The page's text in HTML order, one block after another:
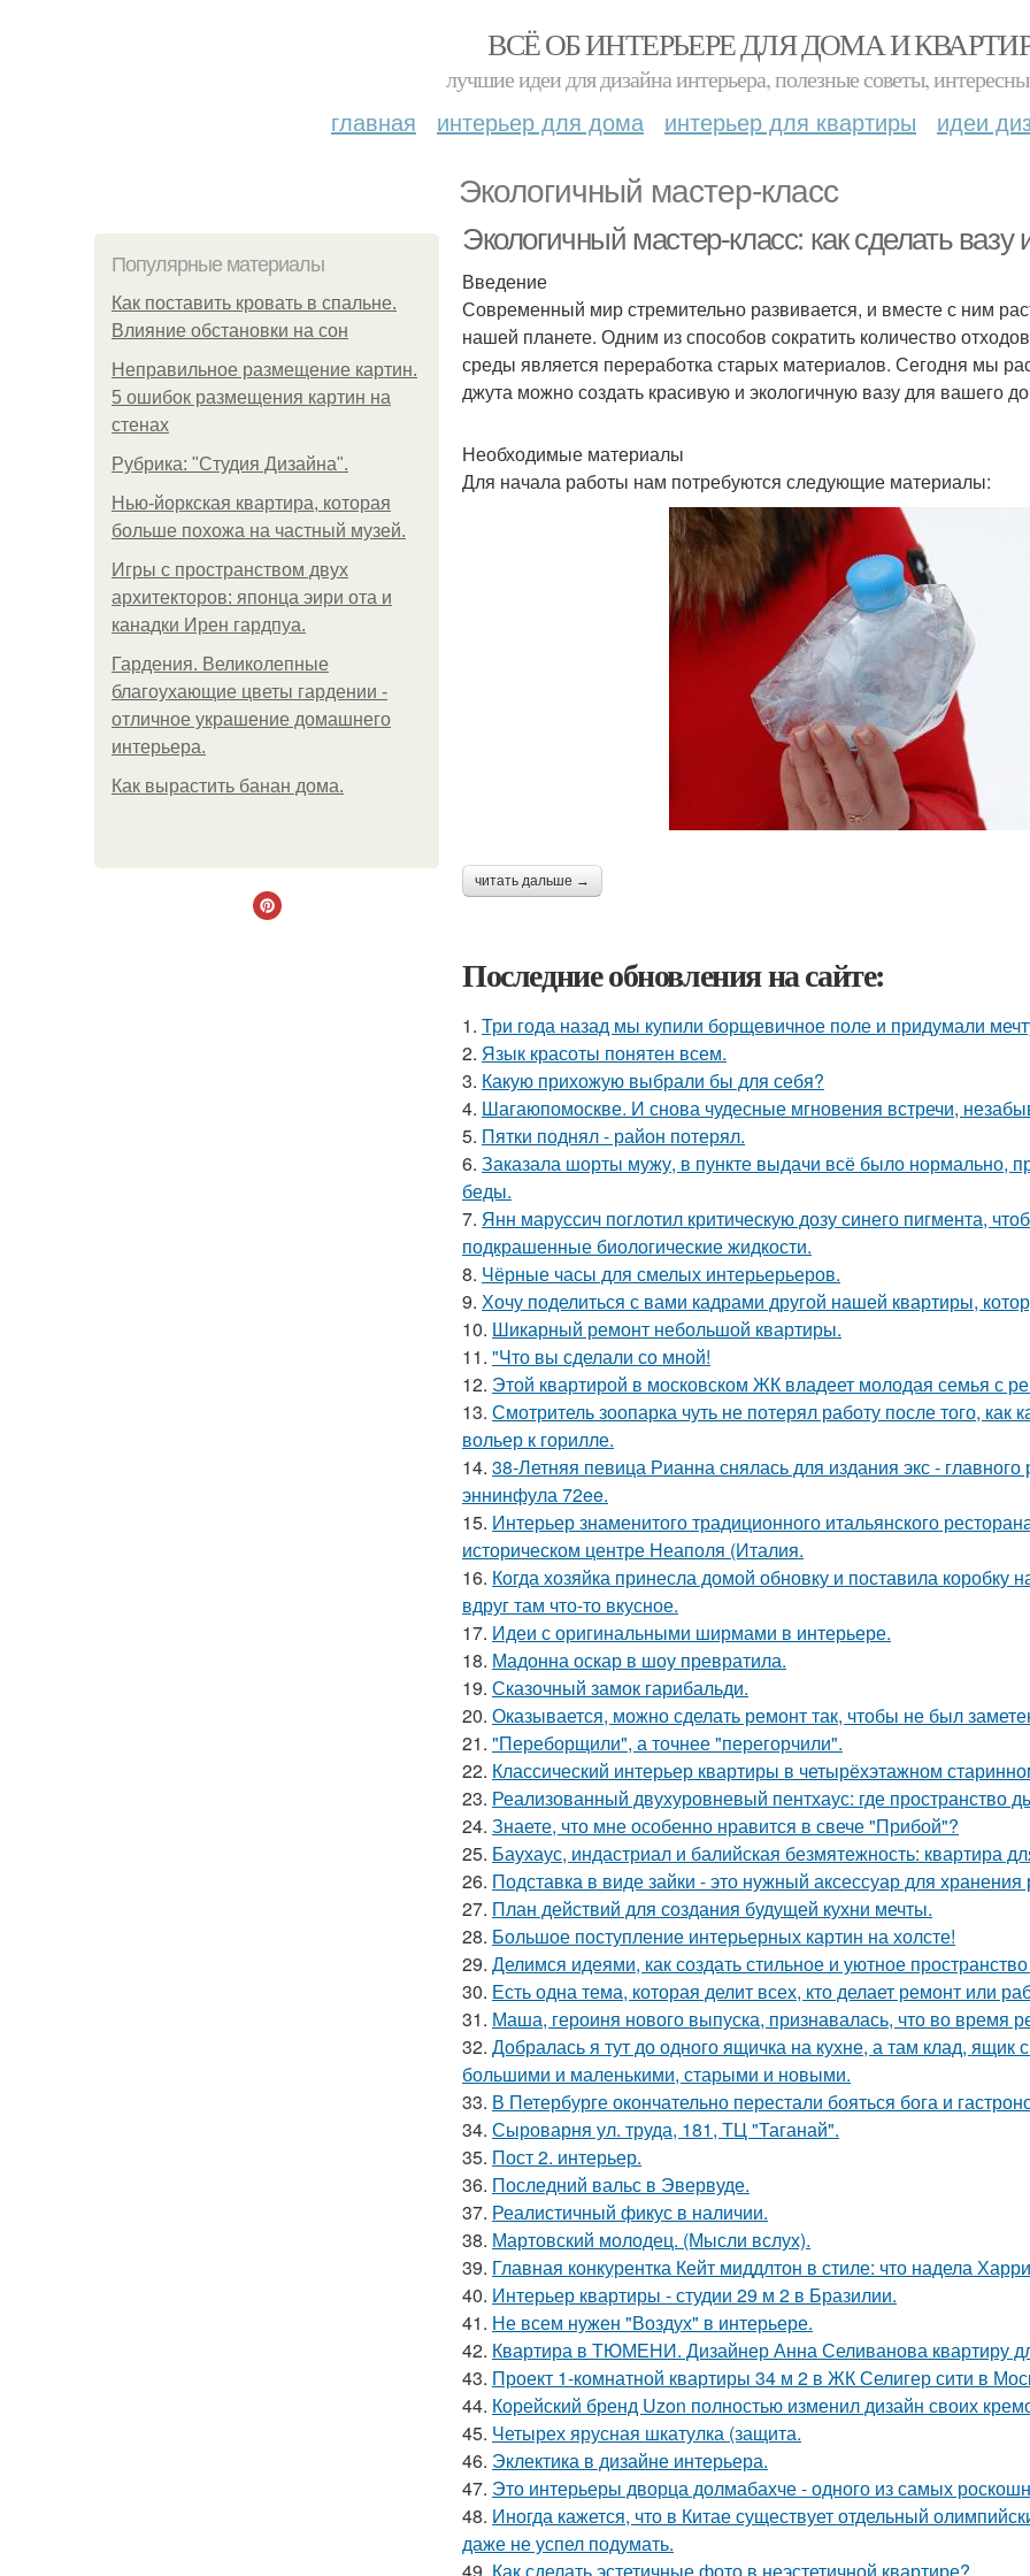
ВСЁ ОБ ИНТЕРЬЕРЕ ДЛЯ ДОМА И
лучшие идеи для дизайна интерьера, полезные советы,
главная интерьер для дома интерьер для квартиры идеи
Экологичный мастер-класс
Популярные материалы
Как поставить кровать в спальне.
Влияние обстановки на сон
Неправильное размещение картин.
5 ошибок размещения картин на
стенах
Рубрика: "Студия Дизайна".
Нью-йоркская квартира, которая
больше похожа на частный музей.
Игры с пространством двух
архитекторов: японца эири ота и
канадки Ирен гардпуа.
Гардения. Великолепные
благоухающие цветы гардении -
отличное украшение домашнего
интерьера.
Как вырастить банан дома.
Экологичный мастер-класс: как сделать
Введение
Современный мир стремительно развивается, и вместе с ним
нашей планете. Одним из способов сократить количество
среды является переработка старых материалов. Сегодня мы
джута можно создать красивую и экологичную вазу для вашего
Необходимые материалы
Для начала работы нам потребуются следующие материалы:
читать дальше →
Последние обновления на сайте:
1. Три года назад мы купили борщевичное поле и придумали
2. Язык красоты понятен всем.
3. Какую прихожую выбрали бы для себя?
4. Шагаюпомоскве. И снова чудесные мгновения встречи,
5. Пятки поднял - район потерял.
6. Заказала шорты мужу, в пункте выдачи всё было нормально,
беды.
7. Янн маруссич поглотил критическую дозу синего пигмента,
подкрашенные биологические жидкости.
8. Чёрные часы для смелых интерьерьеров.
9. Хочу поделиться с вами кадрами другой нашей квартиры,
10. Шикарный ремонт небольшой квартиры.
11. "Что вы сделали со мной!
12. Этой квартирой в московском ЖК владеет молодая семья с
13. Смотритель зоопарка чуть не потерял работу после того,
вольер к горилле.
14. 38-Летняя певица Рианна снялась для издания экс -
эннинфула 72ee.
15. Интерьер знаменитого традиционного итальянского
историческом центре Неаполя (Италия.
16. Когда хозяйка принесла домой обновку и поставила
вдруг там что-то вкусное.
17. Идеи с оригинальными ширмами в интерьере.
18. Мадонна оскар в шоу превратила.
19. Сказочный замок гарибальди.
20. Оказывается, можно сделать ремонт так, чтобы не был
21. "Переборщили", а точнее "перегорчили".
22. Классический интерьер квартиры в четырёхэтажном
23. Реализованный двухуровневый пентхаус: где пространство
24. Знаете, что мне особенно нравится в свече "Прибой"?
25. Баухаус, индастриал и балийская безмятежность: квартира
26. Подставка в виде зайки - это нужный аксессуар для хранения
27. План действий для создания будущей кухни мечты.
28. Большое поступление интерьерных картин на холсте!
29. Делимся идеями, как создать стильное и уютное
30. Есть одна тема, которая делит всех, кто делает ремонт или
31. Маша, героиня нового выпуска, признавалась, что во время
32. Добралась я тут до одного ящичка на кухне, а там клад,
большими и маленькими, старыми и новыми.
33. В Петербурге окончательно перестали бояться бога и
34. Сыроварня ул. труда, 181, ТЦ "Таганай".
35. Пост 2. интерьер.
36. Последний вальс в Эвервуде.
37. Реалистичный фикус в наличии.
38. Мартовский молодец. (Мысли вслух).
39. Главная конкурентка Кейт миддлтон в стиле: что надела
40. Интерьер квартиры - студии 29 м 2 в Бразилии.
41. Не всем нужен "Воздух" в интерьере.
42. Квартира в ТЮМЕНИ. Дизайнер Анна Селиванова квартиру
43. Проект 1-комнатной квартиры 34 м 2 в ЖК Селигер сити в
44. Корейский бренд Uzon полностью изменил дизайн своих
45. Четырех ярусная шкатулка (защита.
46. Эклектика в дизайне интерьера.
47. Это интерьеры дворца долмабахче - одного из самых
48. Иногда кажется, что в Китае существует отдельный
даже не успел подумать.